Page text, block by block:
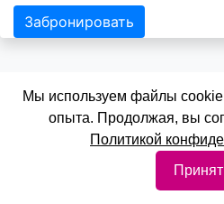
Забронировать
Санатории
Лечебный профиль
Мы используем файлы
опыта. Продолжая, вы
Политикой